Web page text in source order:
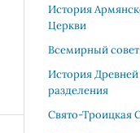
История
Церкви
Всемирный
История
разделения
Свято-Троицкая